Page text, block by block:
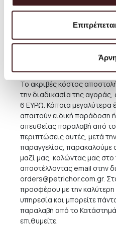
ευπαθή. Μικρότερα
κανονικά δέματα. Κατά την
3,50 ΕΥΡΩ για κάθε δέμα
Ογκώδη αντικείμενα
Το ακριβές κόστος
την διαδικασία της αγοράς,
6 ΕΥΡΩ. Κάποια μεγαλύτερα
απαιτούν ειδική παράδοση
απευθείας παραλαβή από το
περιπτώσεις αυτές, μετά
παραγγελίας, παρακαλούμε
μαζί μας, καλώντας μας
αποστέλλοντας email στην
orders@petrichor.com.gr.
προσφέρου με την καλύτερη
υπηρεσία και μπορείτε
παραλαβή από το
επιθυμείτε.